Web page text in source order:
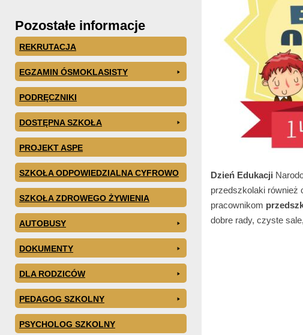
Dzień Edukacji
przedszkolaki również
pracownikom
dobre rady, czyste
Pozostałe informacje
REKRUTACJA
EGZAMIN ÓSMOKLASISTY
PODRĘCZNIKI
DOSTĘPNA SZKOŁA
PROJEKT ASPE
SZKOŁA ODPOWIEDZIALNA CYFROWO
SZKOŁA ZDROWEGO ŻYWIENIA
AUTOBUSY
DOKUMENTY
DLA RODZICÓW
PEDAGOG SZKOLNY
PSYCHOLOG SZKOLNY